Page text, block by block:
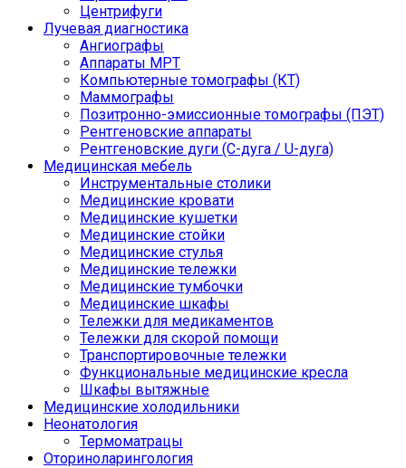
Центрифуги
Лучевая диагностика
Ангиографы
Аппараты МРТ
Компьютерные томографы (КТ)
Маммографы
Позитронно-эмиссионные томографы (ПЭТ)
Рентгеновские аппараты
Рентгеновские дуги (С-дуга / U-дуга)
Медицинская мебель
Инструментальные столики
Медицинские кровати
Медицинские кушетки
Медицинские стойки
Медицинские стулья
Медицинские тележки
Медицинские тумбочки
Медицинские шкафы
Тележки для медикаментов
Тележки для скорой помощи
Транспортировочные тележки
Функциональные медицинские кресла
Шкафы вытяжные
Медицинские холодильники
Неонатология
Термоматрацы
Оториноларингология